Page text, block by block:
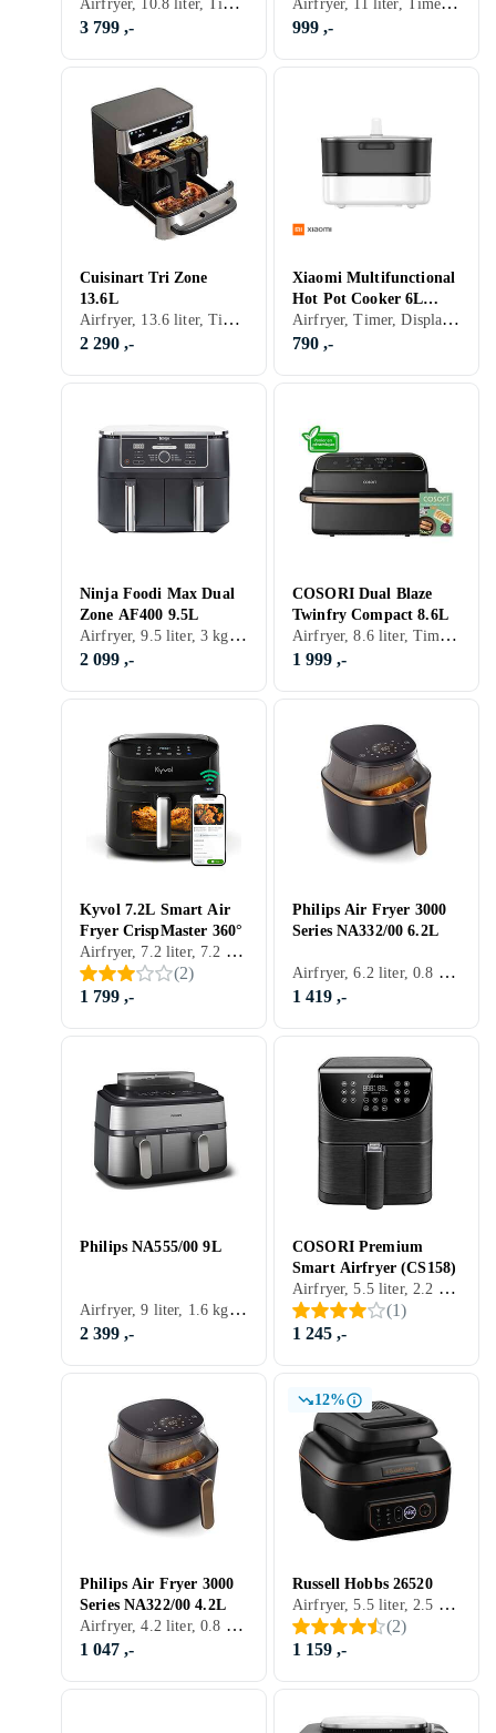
3 799 ,-
999 ,-
Cuisinart Tri Zone
13.6L
Airfryer, 13.6 liter, Timer, Automatisk avstengning, Tåler oppvaskmaskin, Display, Signallampe, Non-stick, Dobbel firtyr kurv, Stekeovn, Variabel temperatur, 2400 W
2 290 ,-
Xiaomi Multifunctional
Hot Pot Cooker 6L
(BHR9704EU)
Airfryer, Timer, Display, 2000 W
790 ,-
Ninja Foodi Max Dual
Zone AF400 9.5L
Airfryer, 9.5 liter, 3 kg, Varmeisolert utside, Timer, Automatisk avstengning, Tåler oppvaskmaskin, Display, Signallampe, Non-stick, Dobbel firtyr kurv, Lett å rengjøre, 2470 W
2 099 ,-
COSORI Dual Blaze
Twinfry Compact 8.6L
Airfryer, 8.6 liter, Timer, Automatisk avstengning, Tåler oppvaskmaskin, Display, Signallampe, Non-stick, Dobbel firtyr kurv, Overopphetingsbeskyttelse, Lett å rengjøre, 2700 W
1 999 ,-
Kyvol 7.2L Smart Air
Fryer CrispMaster 360°
Airfryer, 7.2 liter, 7.2 kg, Varmeisolert utside, Timer, Automatisk avstengning, Tåler oppvaskmaskin, Display, Signallampe, Appkontroll, Non-stick, Variabel temperatur, 1800 W
(2)
1 799 ,-
Philips Air Fryer 3000
Series NA332/00 6.2L
Airfryer, 6.2 liter, 0.8 kg, Varmeisolert utside, Timer, Automatisk avstengning, Tåler oppvaskmaskin, Display, Non-stick, Variabel temperatur, Inspeksjonsvindu, 1700 W
1 419 ,-
Philips NA555/00 9L
Airfryer, 9 liter, 1.6 kg, Varmeisolert utside, Timer, Automatisk avstengning, Tåler oppvaskmaskin, Display, Non-stick, Dobbel firtyr kurv, Variabel temperatur, Lett å rengjøre, 2750 W
2 399 ,-
COSORI Premium
Smart Airfryer (CS158)
Airfryer, 5.5 liter, 2.2 kg, Timer, Automatisk avstengning, Tåler oppvaskmaskin, Display, Appkontroll, Lett å rengjøre, 1500 W
(1)
1 245 ,-
Philips Air Fryer 3000
Series NA322/00 4.2L
Airfryer, 4.2 liter, 0.8 kg, Varmeisolert utside, Timer, Automatisk avstengning, Tåler oppvaskmaskin, Display, Appkontroll, Non-stick, Inspeksjonsvindu, Lett å rengjøre, 1400 W
1 047 ,-
12%
Russell Hobbs 26520
Airfryer, 5.5 liter, 2.5 kg, Display, 1745 W
(2)
1 159 ,-